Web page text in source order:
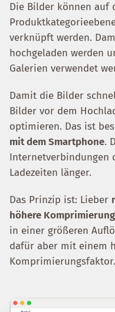
Die Bilder können auf
verknüpft werden.
hochgeladen werden
Galerien verwendet
Damit die Bilder
Bilder vor dem
optimieren. Das ist
mit dem Smartphone.
Internetverbindungen
Ladezeiten länger.
Das Prinzip ist: Lieber
höhere Komprimierung
in einer größeren
dafür aber mit einem
Komprimierungsfaktor.